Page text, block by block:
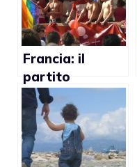
dei gay
Francia: il
partito
socialista
appoggerà
matrimoni ed
adozioni gay